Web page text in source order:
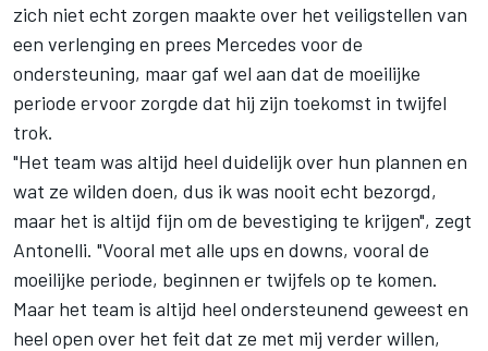
zich niet echt zorgen maakte over het veiligstellen van
een verlenging en prees Mercedes voor de
ondersteuning, maar gaf wel aan dat de moeilijke
periode ervoor zorgde dat hij zijn toekomst in twijfel
trok.
"Het team was altijd heel duidelijk over hun plannen en
wat ze wilden doen, dus ik was nooit echt bezorgd,
maar het is altijd fijn om de bevestiging te krijgen", zegt
Antonelli. "Vooral met alle ups en downs, vooral de
moeilijke periode, beginnen er twijfels op te komen.
Maar het team is altijd heel ondersteunend geweest en
heel open over het feit dat ze met mij verder willen,